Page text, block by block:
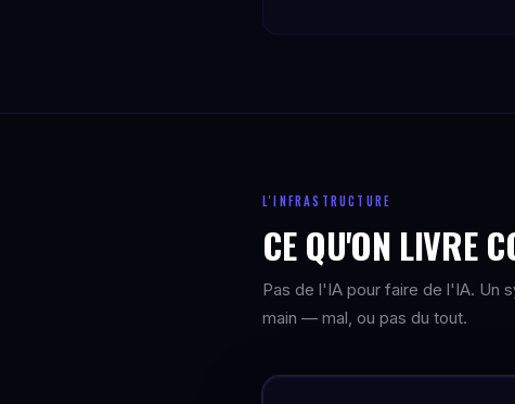
L'INFRASTRUCTURE
CE QU'ON LIVRE
Pas de l'IA pour faire de l'IA. Un
main — mal, ou pas du tout.